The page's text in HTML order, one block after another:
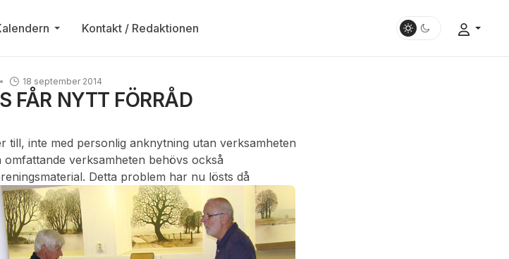
Kontakt / Redaktionen
18 september 2014
FÅR NYTT FÖRRÅD
till, inte med personlig anknytning utan verksamheten
verksamheten behövs också
Detta problem har nu lösts då